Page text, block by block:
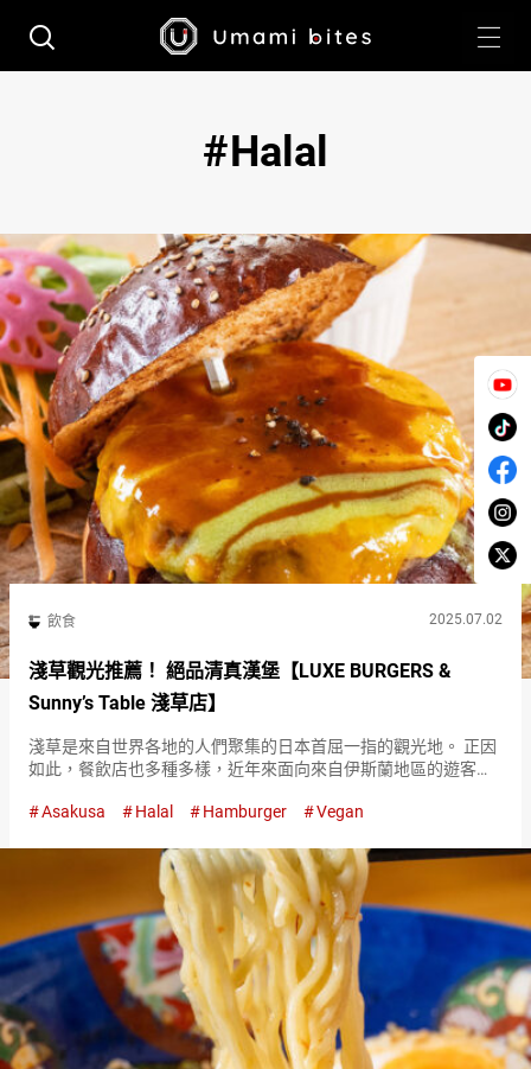
Halal
飲食 2025.07.02
淺草觀光推薦！ 絕品清真漢堡【LUXE BURGERS &
Sunny’s Table 淺草店】
淺草是來自世界各地的人們聚集的日本首屈一指的觀光地。 正因
如此，餐飲店也多種多樣，近年來面向來自伊斯蘭地區的遊客，
料理，到漢堡包，應有盡有。 『豪華經典漢堡（Luxe Straigh…
Asakusa Halal Hamburger Vegan